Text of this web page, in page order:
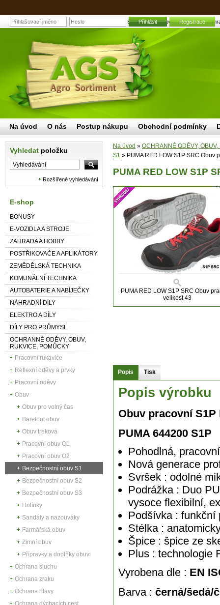
PUMA RED LOW S1P SRC Obuv pracovní velikost 43 |
Přihlásit Registrace
Vyhledat položku
Rozšířené vyhledávání
E-shop
BONUSY
E-VOZIDLA A STROJE
ZAHRADA A HOBBY
POSTŘIKOVAČE A APLIKÁTORY
ZEMĚDĚLSKÁ TECHNIKA
KOMUNÁLNÍ TECHNIKA
AUTOBATERIE A NABÍJEČKY
NÁHRADNÍ DÍLY
ELEKTRO A DÍLY
DÍLY PRO PRŮMYSL
OCHRANNÉ ODĚVY, OBUV,
RUKVICE, POMŮCKY
Pracovní rukavice
Reflexní oděvy a prvky
Pracovní oděvy
Obuv
Obuv pro volný čas
Barefoot obuv
Obuv treková
Pracovní obuv O1
Pracovní obuv O2
Bezpečnostní obuv S1
Bezpečnostní obuv S2
Bezpečnostní obuv S3
Holínky
Sandály a nazouváky
Farmářská obuv
Zimní obuv
Přípravky a doplňky obuvi
Ochrana sluchu
Ochrana zraku
Ochrana hlavy
Ochrana dýchacích cest
Na úvod » OCHRANNÉ ODĚVY,
S1 » PUMA RED LOW S1P SRC Obuv
PUMA RED LOW S1P
PUMA RED LOW S1P SRC Obuv
velikost 43
Popis Tisk
Popis výrobku
Obuv pracovní S1P
PUMA 644200 S1P
Pohodlná,
Nová generace
Svršek : odolné
Podrážka : Duo
vysoce flexibilní,
Podšívka :funkční
Stélka :
Špice : špice ze
Plus : technologie
Vyrobena dle : EN
Barva : černá/šedá/
Na úvod O nás Postup nákupu Obchodní podmínky